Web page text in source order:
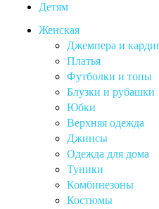
Детям
Женская
Джемпера и
Платья
Футболки и топы
Блузки и рубашки
Юбки
Верхняя одежда
Джинсы
Одежда для дома
Туники
Комбинезоны
Костюмы